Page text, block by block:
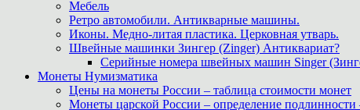
Мебель
Ретро автомобили. Антикварные машины.
Иконы. Медно-литая пластика. Церковная утварь.
Швейные машинки Зингер (Zinger) Антиквариат?
Серийные номера швейных машин Singer
Монеты Нумизматика
Цены на монеты России – таблица стоимости монет
Монеты царской России – определение